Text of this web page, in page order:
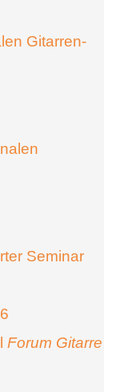
Gitarren-
Seminar
Forum Gitarre